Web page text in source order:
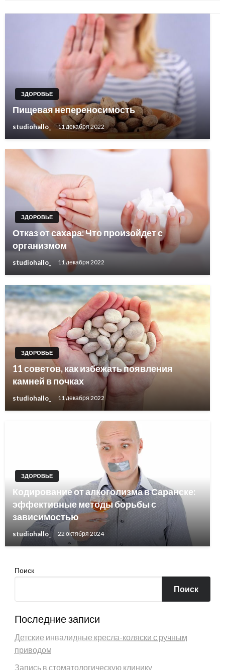
ЗДОРОВЬЕ
Пищевая непереносимость
studiohallo_ 11 декабря 2022
ЗДОРОВЬЕ
Отказ от сахара: Что произойдет с
организмом
studiohallo_ 11 декабря 2022
ЗДОРОВЬЕ
11 советов, как избежать появления
камней в почках
studiohallo_ 11 декабря 2022
ЗДОРОВЬЕ
Кодирование от алкоголизма в Саранске:
эффективные методы борьбы с
зависимостью
studiohallo_ 22 октября 2024
Поиск
Поиск
Последние записи
Детские инвалидные кресла-коляски с ручным
приводом
Запись в стоматологическую клинику